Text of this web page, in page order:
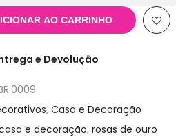
AO CARRINHO
e Devolução
, Casa e Decoração
e decoração, rosas de ouro